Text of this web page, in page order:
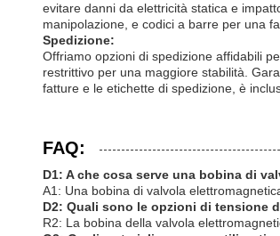
evitare danni da elettricità statica e
manipolazione, e codici a barre per una
Spedizione:
Offriamo opzioni di spedizione affidabili
restrittivo per una maggiore stabilità.
fatture e le etichette di spedizione, è
FAQ:
D1: A che cosa serve una bobina di
A1: Una bobina di valvola
D2: Quali sono le opzioni di tensione
R2: La bobina della valvola